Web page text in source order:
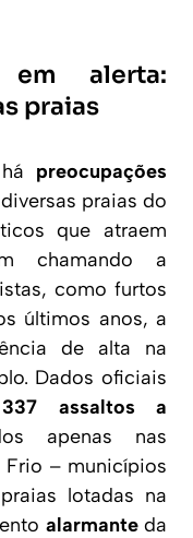
em alerta:
praias
preocupações
praias do
que atraem
chamando a
como furtos
últimos anos, a
de alta na
Dados oficiais
337 assaltos a
apenas nas
Frio – municípios
lotadas na
alarmanteda